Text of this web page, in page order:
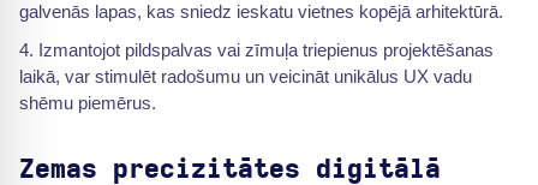
galvenās lapas, kas sniedz ieskatu vietnes kopējā arhitektūrā.
Izmantojot pildspalvas vai zīmuļa triepienus projektēšanas
laikā, var stimulēt radošumu un veicināt unikālus UX vadu
shēmu piemērus.
Zemas precizitātes digitālā